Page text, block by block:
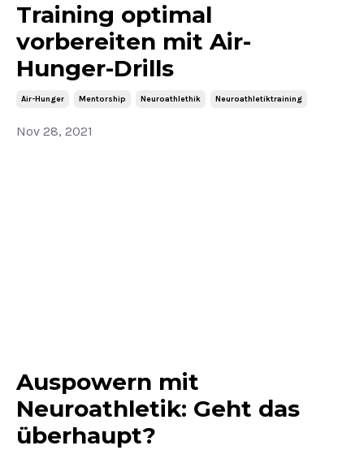
Training optimal
vorbereiten mit Air-
Hunger-Drills
Air-Hunger Mentorship Neuroathlethik Neuroathletiktraining
Nov 28, 2021
Auspowern mit
Neuroathletik: Geht das
überhaupt?